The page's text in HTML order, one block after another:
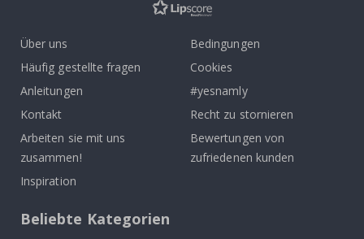
Über uns
Häufig gestellte fragen
Anleitungen
Kontakt
Arbeiten sie mit uns
zusammen!
Inspiration
Bedingungen
Cookies
#yesnamly
Recht zu stornieren
Bewertungen von
zufriedenen kunden
Beliebte Kategorien